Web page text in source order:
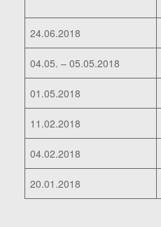
24.06.2018
04.05. – 05.05.2018
01.05.2018
11.02.2018
04.02.2018
20.01.2018